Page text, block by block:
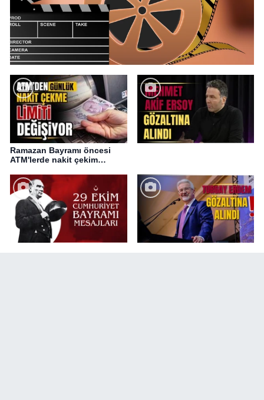
Ramazan Bayramı öncesi
ATM'lerde nakit çekim